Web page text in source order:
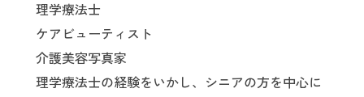
理学療法士
ケアビューティスト
介護美容写真家
理学療法士の経験をいかし、シニアの方を中心に